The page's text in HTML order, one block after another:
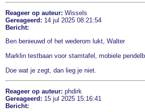
Reageer op auteur: Wissels
Gereageerd: 14 jul 2025 08:21:54
Bericht:
Ben benieuwd of het wederom lukt, Walter
Marklin testbaan voor stamtafel, mobiele
Doe wat je zegt, dan lieg je niet.
Reageer op auteur: phdirk
Gereageerd: 15 jul 2025 15:16:41
Bericht: